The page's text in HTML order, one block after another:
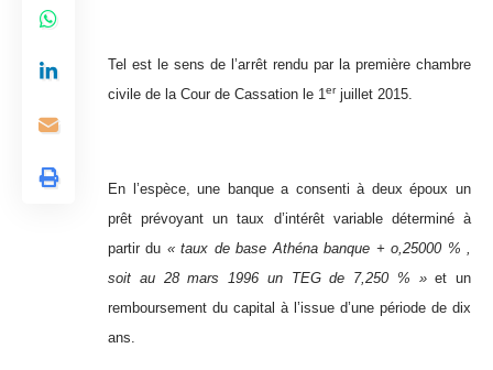
Tel est le sens de l’arrêt rendu par la première chambre
civile de la Cour de Cassation le 1erjuillet 2015.
En l’espèce, une banque a consenti à deux époux un
prêt prévoyant un taux d’intérêt variable déterminé à
partir du « taux de base Athéna banque + o,25000 % ,
soit au 28 mars 1996 un TEG de 7,250 % »et un
remboursement du capital à l’issue d’une période de dix
ans.